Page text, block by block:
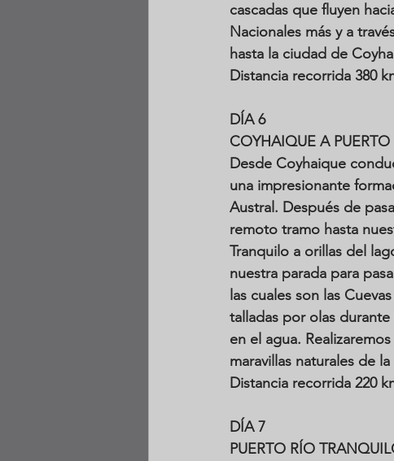
cascadas que fluyen
Nacionales más y a
hasta la ciudad de
Distancia recorrida 380
DÍA 6
COYHAIQUE A
Desde Coyhaique
una impresionante
Austral. Después de
remoto tramo hasta
Tranquilo a orillas del
nuestra parada para
las cuales son las
talladas por olas
en el agua.
maravillas naturales de
Distancia recorrida 220
DÍA 7
PUERTO RÍO